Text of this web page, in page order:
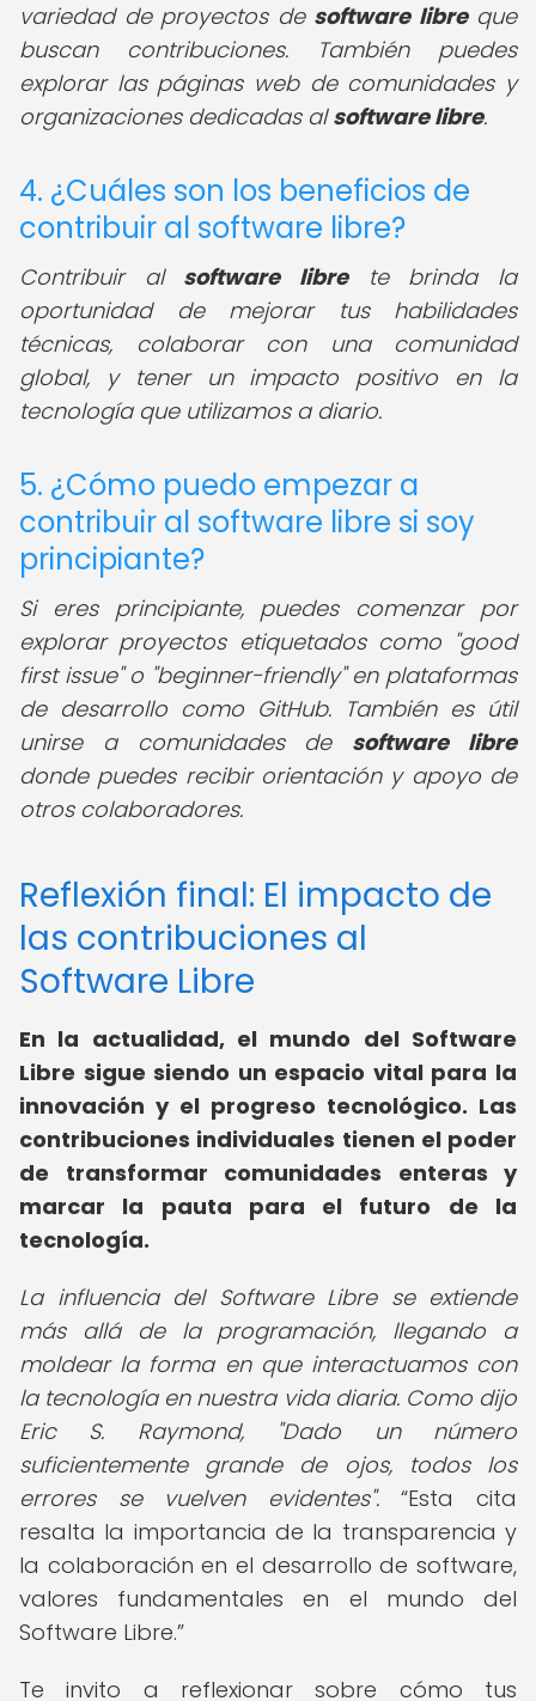
variedad de proyectos de software libreque
buscan contribuciones. También puedes
explorar las páginas web de comunidades y
organizaciones dedicadas alsoftware libre.
4. ¿Cuáles son los beneficios de
contribuir al software libre?
Contribuir al software librete brinda la
oportunidad de mejorar tus habilidades
técnicas, colaborar con una comunidad
global, y tener un impacto positivo en la
tecnología que utilizamos a diario.
5. ¿Cómo puedo empezar a
contribuir al software libre si soy
principiante?
Si eres principiante, puedes comenzar por
explorar proyectos etiquetados como "good
first issue" o "beginner-friendly" en plataformas
de desarrollo como GitHub. También es útil
unirse a comunidades de software libre
donde puedes recibir orientación y apoyo de
otros colaboradores.
Reflexión final: El impacto de
las contribuciones al
Software Libre
En la actualidad, el mundo del Software
Libre sigue siendo un espacio vital para la
innovación y el progreso tecnológico. Las
contribuciones individuales tienen el poder
de transformar comunidades enteras y
marcar la pauta para el futuro de la
tecnología.
La influencia del Software Libre se extiende
más allá de la programación, llegando a
moldear la forma en que interactuamos con
la tecnología en nuestra vida diaria. Como dijo
Eric S. Raymond, "Dado un número
suficientemente grande de ojos, todos los
errores se vuelven evidentes".
Esta cita
resalta la importancia de la transparencia y
la colaboración en el desarrollo de software,
valores fundamentales en el mundo del
Software Libre.
Te invito a reflexionar sobre cómo tus